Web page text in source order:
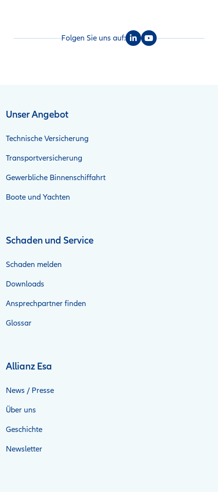
Folgen Sie uns auf:
Unser Angebot
Technische Versicherung
Transportversicherung
Gewerbliche Binnenschiffahrt
Boote und Yachten
Schaden und Service
Schaden melden
Downloads
Ansprechpartner finden
Glossar
Allianz Esa
News / Presse
Über uns
Geschichte
Newsletter